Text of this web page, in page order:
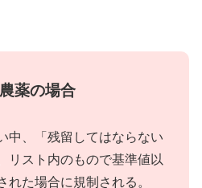
薬の場合
中、「残留してはならない
リスト内のもので基準値以
れた場合に規制される。